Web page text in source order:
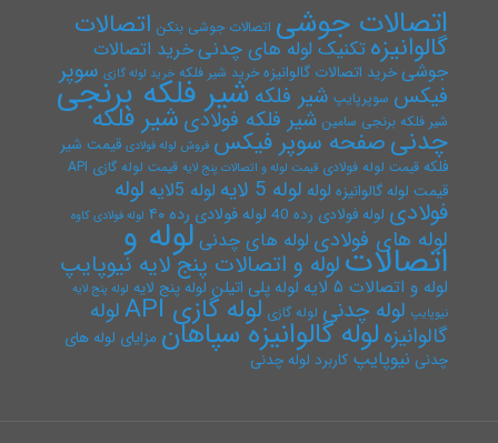
اتصالات جوشی اتصالات جوشی بنکن اتصالات
گالوانیزهتکنیک لوله های چدنیخرید اتصالات
جوشیخرید اتصالات گالوانیزه خرید شیر فلکه خرید لوله گازی سوپر
فیکس سوپرپایپ شیر فلکه شیر فلکه برنجی
شیر فلکه برنجی سامین شیر فلکه فولادی شیر فلکه
چدنیصفحه سوپر فیکس فروش لوله فولادی قیمت شیر
فلکه قیمت لوله فولادی قیمت لوله و اتصالات پنج لایه قیمت لوله گازی API
قیمت لوله گالوانیزه لوله لوله 5 لایه لوله 5لایه لوله
فولادی لوله فولادی رده 40 لوله فولادی رده ۴۰ لوله فولادی کاوه
لوله های فولادی لوله های چدنی لوله و اتصالاتلوله و اتصالات پنج لایه نیوپایپ
لوله و اتصالات ۵ لایه لوله پلی اتیلن لوله پنج لایه لوله پنج لایه
نیوپایپ لوله چدنی لوله گازی لوله گازی API لوله
گالوانیزه لوله گالوانیزه سپاهان مزایای لوله های
چدنی نیوپایپ کاربرد لوله چدنی